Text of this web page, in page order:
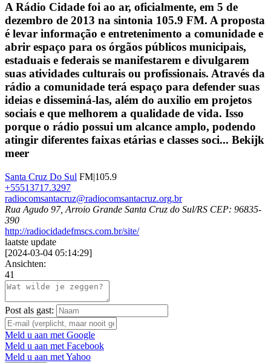
A Rádio Cidade foi ao ar, oficialmente, em 5 de
dezembro de 2013 na sintonia 105.9 FM. A proposta
é levar informação e entretenimento a comunidade e
abrir espaço para os órgãos públicos municipais,
estaduais e federais se manifestarem e divulgarem
suas atividades culturais ou profissionais. Através da
rádio a comunidade terá espaço para defender suas
ideias e disseminá-las, além do auxilio em projetos
sociais e que melhorem a qualidade de vida. Isso
porque o rádio possui um alcance amplo, podendo
atingir diferentes faixas etárias e classes soci... Bekijk
meer
Santa Cruz Do Sul FM|105.9
+55513717.3297
radiocomsantacruz@radiocomsantacruz.org.br
Rua Agudo 97, Arroio Grande Santa Cruz do Sul/RS CEP: 96835-
390
http://radiocidadefmscs.com.br/site/
laatste update
[2024-03-04 05:14:29]
Ansichten:
41
Post als gast:
Meld u aan met Google
Meld u aan met Facebook
Meld u aan met Yahoo